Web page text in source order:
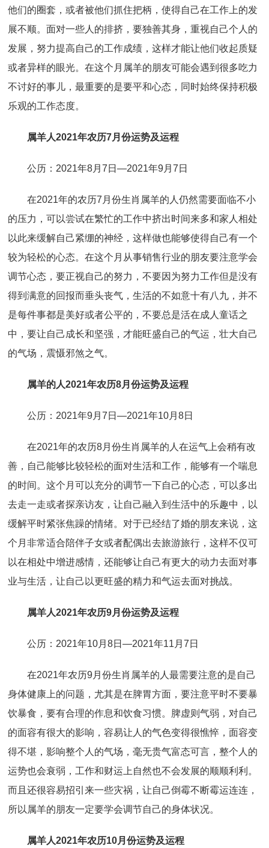
他们的圈套，或者被他们抓住把柄，使得自己在工作上的发
展不顺。面对一些人的排挤，要独善其身，重视自己个人的
发展，努力提高自己的工作成绩，这样才能让他们收起质疑
或者异样的眼光。在这个月属羊的朋友可能会遇到很多吃力
不讨好的事儿，最重要的是要平和心态，同时始终保持积极
乐观的工作态度。
属羊人2021年农历7月份运势及运程
公历：2021年8月7日—2021年9月7日
在2021年的农历7月份生肖属羊的人仍然需要面临不小
的压力，可以尝试在繁忙的工作中挤出时间来多和家人相处
以此来缓解自己紧绷的神经，这样做也能够使得自己有一个
较为轻松的心态。在这个月从事销售行业的朋友要注意学会
调节心态，要正视自己的努力，不要因为努力工作但是没有
得到满意的回报而垂头丧气，生活的不如意十有八九，并不
是每件事都是美好或者公平的，不要总是活在成人童话之
中，要让自己成长和坚强，才能旺盛自己的气运，壮大自己
的气场，震慑邪煞之气。
属羊的人2021年农历8月份运势及运程
公历：2021年9月7日—2021年10月8日
在2021年的农历8月份生肖属羊的人在运气上会稍有改
善，自己能够比较轻松的面对生活和工作，能够有一个喘息
的时间。这个月可以充分的调节一下自己的心态，可以多出
去走一走或者探亲访友，让自己融入到生活中的乐趣中，以
缓解平时紧张焦躁的情绪。对于已经结了婚的朋友来说，这
个月非常适合陪伴子女或者配偶出去旅游旅行，这样不仅可
以在相处中增进感情，还能够让自己有更大的动力去面对事
业与生活，让自己以更旺盛的精力和气运去面对挑战。
属羊人2021年农历9月份运势及运程
公历：2021年10月8日—2021年11月7日
在2021年农历9月份生肖属羊的人最需要注意的是自己
身体健康上的问题，尤其是在脾胃方面，要注意平时不要暴
饮暴食，要有合理的作息和饮食习惯。脾虚则气弱，对自己
的面容有很大的影响，容易让人的气色变得很憔悴，面容变
得不堪，影响整个人的气场，毫无贵气富态可言，整个人的
运势也会衰弱，工作和财运上自然也不会发展的顺顺利利。
而且还很容易招引来一些灾祸，让自己倒霉不断霉运连连，
所以属羊的朋友一定要学会调节自己的身体状况。
属羊人2021年农历10月份运势及运程